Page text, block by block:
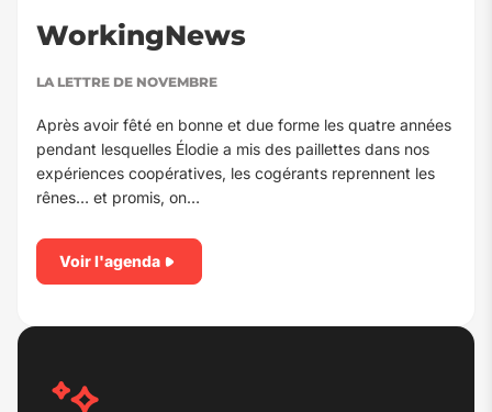
WorkingNews
LA LETTRE DE NOVEMBRE
Après avoir fêté en bonne et due forme les quatre années
pendant lesquelles Élodie a mis des paillettes dans nos
expériences coopératives, les cogérants reprennent les
rênes… et promis, on…
Voir l'agenda